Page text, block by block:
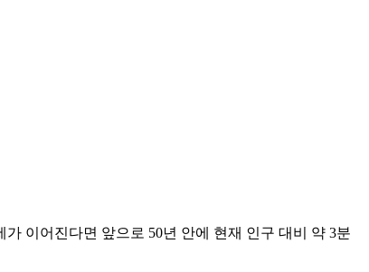
이어진다면 앞으로 50년 안에 현재 인구 대비 약 3분